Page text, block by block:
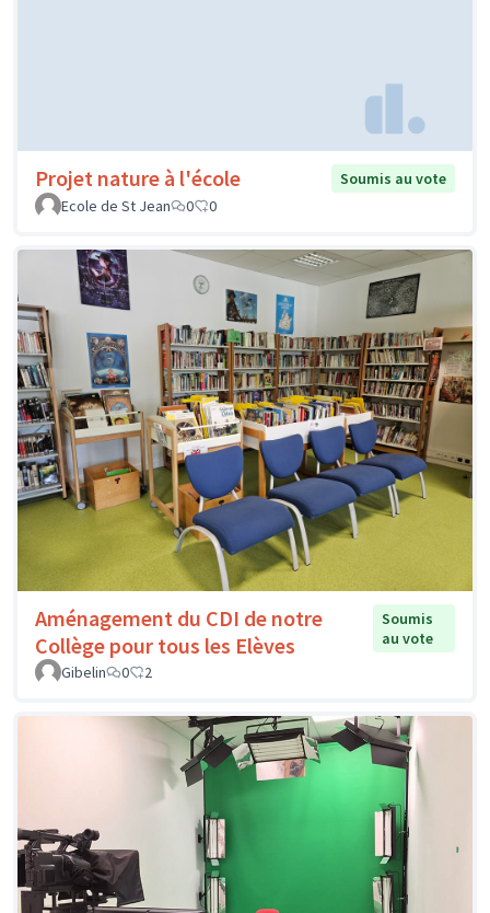
Projet nature à l'école
Soumis au vote
Ecole de St Jean
0 0
Aménagement du CDI de notre
Collège pour tous les Elèves
Soumis
au vote
Gibelin
0 2